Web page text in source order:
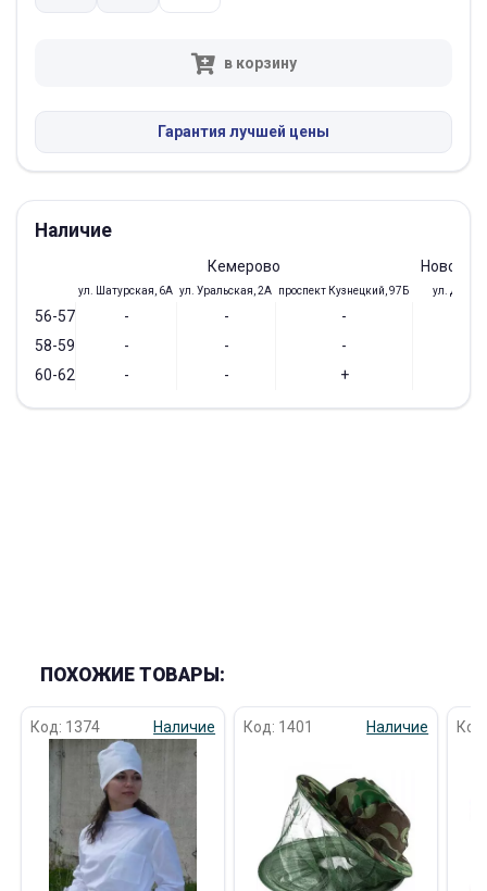
в корзину
Гарантия лучшей цены
Наличие
Кемерово
ул. Шатурская, 6А ул. Уральская, 2А проспект Кузнецкий, 97Б ул. Доз,
56-57 - - -
58-59
- - -
60-62
- - +
ПОХОЖИЕ ТОВАРЫ:
Код: 1374 Наличие Код: 1401 Наличие